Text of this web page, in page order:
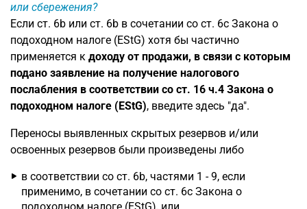
или сбережения?
Если ст. 6b или ст. 6b в сочетании со ст. 6c Закона о
подоходном налоге (EStG) хотя бы частично
применяется к доходу от продажи, в связи с которым
подано заявление на получение налогового
послабления в соответствии со ст. 16 ч.4 Закона о
подоходном налоге (EStG), введите здесь "да".
Переносы выявленных скрытых резервов и/или
освоенных резервов были произведены либо
в соответствии со ст. 6b, частями 1 - 9, если
применимо, в сочетании со ст. 6c Закона о